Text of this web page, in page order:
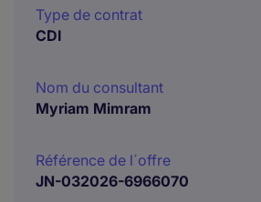
Type de contrat
CDI
Nom du consultant
Myriam Mimram
Référence de l´offre
JN-032026-6966070